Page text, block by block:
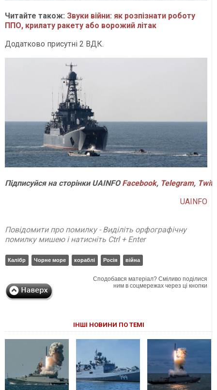
Читайте також: Звуки війни: як розпізнати роботу
ППО, крилату ракету або ворожий літак
Додатково присутні 2 ВДК.
Підписуйся на сторінки UAINFO Facebook, Telegram,
UAINFO
Повідомити про помилку - Виділіть орфографічну
помилку мишею і натисніть Ctrl + Enter
Калібр Чорне море кораблі Росія війна
Сподобався матеріал? Сміливо поділися
ним в соцмережах через ці кнопки
ІНШІ НОВИНИ ПО ТЕМІ